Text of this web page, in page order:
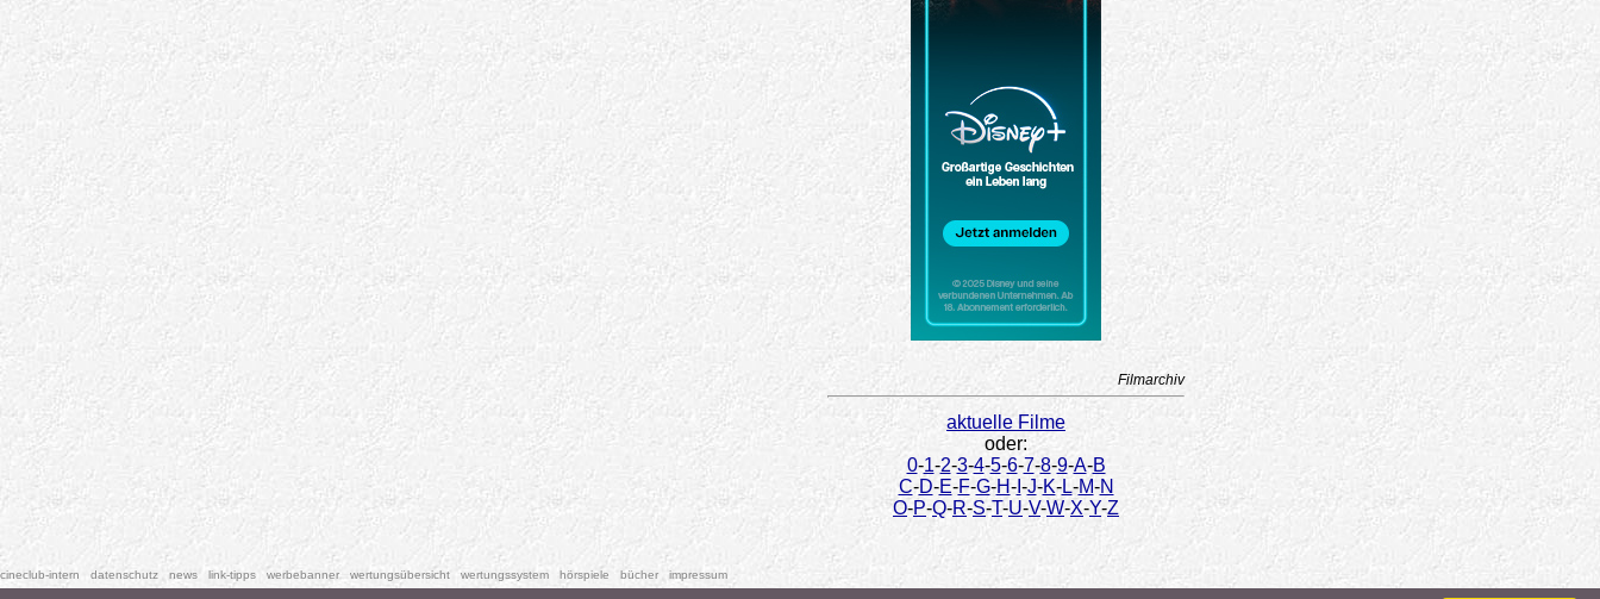
Filmarchiv
aktuelle Filme
oder:
0-1-2-3-4-5-6-7-8-9-A-B
C-D-E-F-G-H-I -J-K-L-M-N
O-P-Q-R-S-T-U-V-W-X-Y-Z
cineclub-intern datenschutz news link-tipps werbebanner wertungsübersicht wertungssystem hörspiele bücher impressum